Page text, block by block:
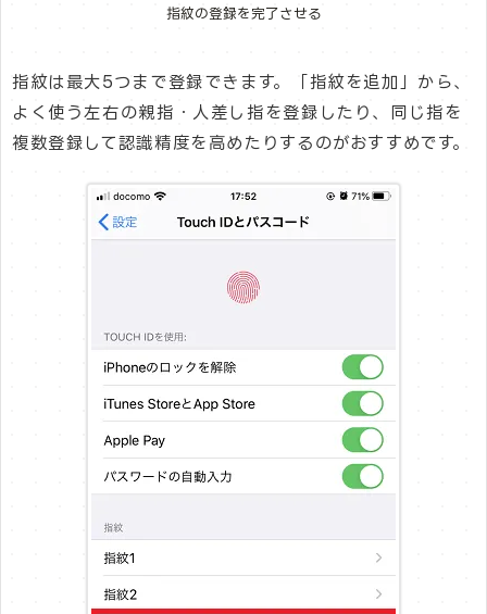
指紋の登録を完了させる
指紋は最大5つまで登録できます。「指紋を追加」から、
よく使う左右の親指・人差し指を登録したり、同じ指を
複数登録して認識精度を高めたりするのがおすすめです。